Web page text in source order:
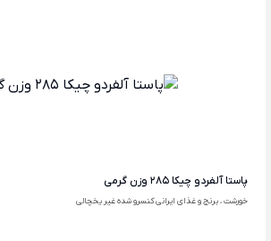
پاستا آلفردو چیکا 285 وزن گرمی
خورشت ، برنج و غذای ایرانی کنسرو شده غیر یخچالی